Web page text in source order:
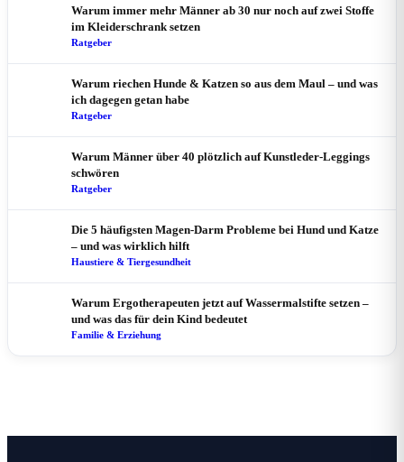
Warum immer mehr Männer ab 30 nur noch auf zwei Stoffe
im Kleiderschrank setzen
Ratgeber
Warum riechen Hunde & Katzen so aus dem Maul – und was
ich dagegen getan habe
Ratgeber
Warum Männer über 40 plötzlich auf Kunstleder-Leggings
schwören
Ratgeber
Die 5 häufigsten Magen-Darm Probleme bei Hund und Katze
– und was wirklich hilft
Haustiere & Tiergesundheit
Warum Ergotherapeuten jetzt auf Wassermalstifte setzen –
und was das für dein Kind bedeutet
Familie & Erziehung